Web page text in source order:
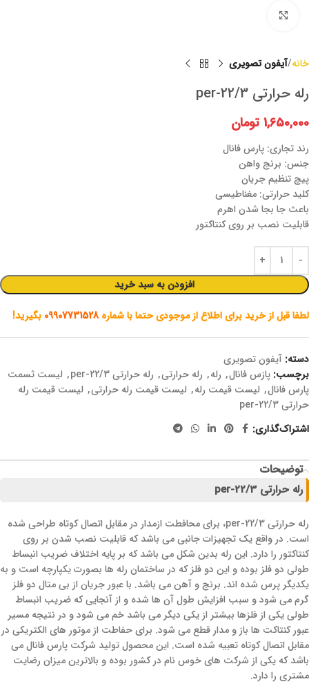
خانه آیفون تصویری
رله حرارتی per-22/3
1,650,000 تومان
رند تجاری: پارس فانال
جنس: برنج واهن
پیچ تنظیم جریان
کلید حرارتی: مغناطیسی
باعث جا بجا شدن اهرم
قابلیت نصب بر روی کنتاکتور
افزودن به سبد خرید
لطفا قبل از خرید برای اطلاع از موجودی حتما با شماره 09907731528 بگیرید!
دسته: آیفون تصویری
برچسب: پازس فانال, رله, رله حرارتی, رله حرارتی per-22/3 , لیست ثسمت
پارس فانال, لیست قیمت رله, لیست قیمت رله حرارتی, لیست قیمت رله
حرارتی per-22/3
اشتراک‌گذاری:
توضیحات
رله حرارتی per-22/3
رله حرارتی per-22/3، برای محافطت ازمدار در مقابل اتصال کوتاه طراحی شده
است. در واقع یک تجهیزات جانبی می باشد که قابلیت نصب شدن بر روی
کنتاکتور را دارد. این رله بدین شکل می باشد که بر پایه اختلاف ضریب انبساط
طولی دو فلز بوده و این دو فلز که در ساختمان رله ها بصورت یکپارچه است و به
یکدیگر پرس شده اند. برنج و آهن می باشد. با عبور جریان از بی متال دو فلز
گرم می شود و سبب افزایش طول آن ها شده و از آنجایی که ضریب انبساط
طولی یکی از فلزها بیشتر از یکی دیگر می باشد خم می شود و در نتیجه مسیر
عبور کنتاکت ها باز و مدار قطع می شود. برای حفاطت از موتور های الکتریکی در
مقابل اتصال کوتاه تعبیه شده است. این محصول تولید شرکت پارس فانال می
باشد که یکی از شرکت های خوس نام در کشور بوده و بالاترین میزان رضایت
مشتری را دارد.